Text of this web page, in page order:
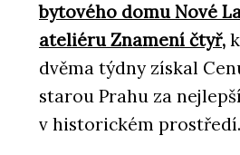
bytového domu Nové
ateliéru Znamení čtyř,
dvěma týdny získal
starou Prahu za
v historickém prostředí.